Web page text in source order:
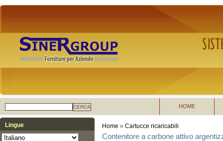
CERCA HOME
Lingue Home » Cartucce ricaricabili
Contenitore a carbone attivo